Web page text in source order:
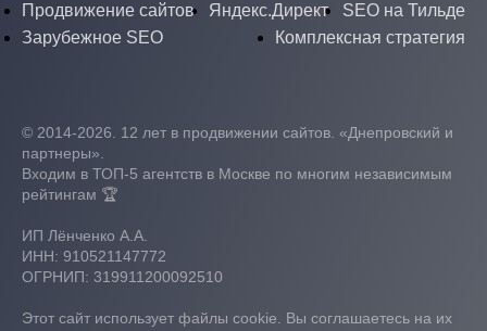
Продвижение сайтов Яндекс.Директ
SEO на Тильде
Зарубежное SEO
Комплексная стратегия
© 2014-2026. 12 лет в продвижении сайтов. «Днепровский и
партнеры».
Входим в ТОП-5 агентств в Москве по многим независимым
рейтингам 🏆
ИП Лёнченко А.А.
ИНН: 910521147772
ОГРНИП: 319911200092510
Этот сайт использует файлы cookie. Вы соглашаетесь на их